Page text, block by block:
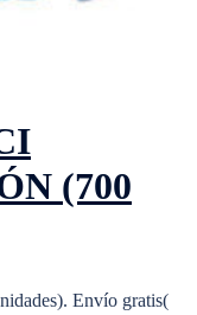
(700
Envío gratis(